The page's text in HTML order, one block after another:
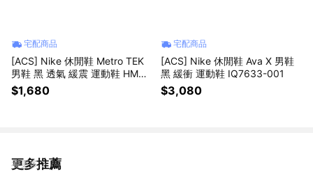
宅配商品
[ACS] Nike 休閒鞋 Metro TEK
男鞋 黑 透氣 緩震 運動鞋 HM94
93-005
$1,680
宅配商品
[ACS] Nike 休閒鞋 Ava X 男鞋
黑 緩衝 運動鞋 IQ7633-001
$3,080
更多推薦
看更多